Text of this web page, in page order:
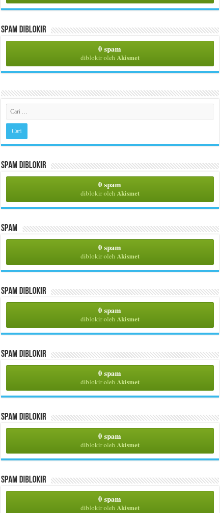
Spam Diblokir
0 spam
diblokir oleh Akismet
Spam Diblokir
0 spam
diblokir oleh Akismet
Spam
0 spam
diblokir oleh Akismet
Spam Diblokir
0 spam
diblokir oleh Akismet
Spam Diblokir
0 spam
diblokir oleh Akismet
Spam Diblokir
0 spam
diblokir oleh Akismet
Spam Diblokir
0 spam
diblokir oleh Akismet